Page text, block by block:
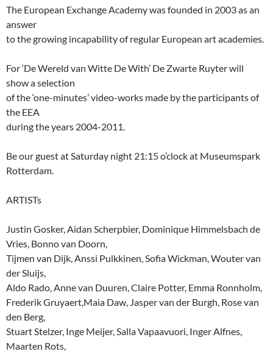
The European Exchange Academy was founded in 2003 as an
answer
to the growing incapability of regular European art academies.
For ‘De Wereld van Witte De With’ De Zwarte Ruyter will
show a selection
of the ‘one-minutes’ video-works made by the participants of
the EEA
during the years 2004-2011.
Be our guest at Saturday night 21:15 o’clock at Museumspark
Rotterdam.
ARTISTs
Justin Gosker, Aidan Scherpbier, Dominique Himmelsbach de
Vries, Bonno van Doorn,
Tijmen van Dijk, Anssi Pulkkinen, Sofia Wickman, Wouter van
der Sluijs,
Aldo Rado, Anne van Duuren, Claire Potter, Emma Ronnholm,
Frederik Gruyaert,Maia Daw, Jasper van der Burgh, Rose van
den Berg,
Stuart Stelzer, Inge Meijer, Salla Vapaavuori, Inger Alfnes,
Maarten Rots,